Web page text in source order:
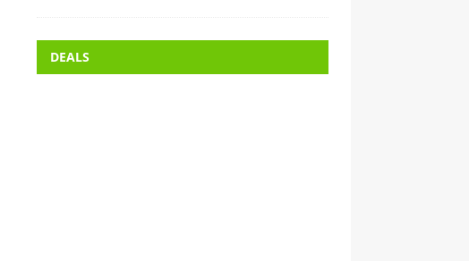
DEALS